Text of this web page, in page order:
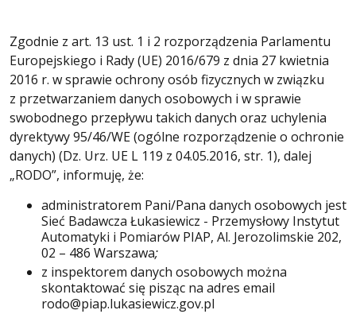
Zgodnie z art. 13 ust. 1 i 2 rozporządzenia Parlamentu
Europejskiego i Rady (UE) 2016/679 z dnia 27 kwietnia
2016 r. w sprawie ochrony osób fizycznych w związku
z przetwarzaniem danych osobowych i w sprawie
swobodnego przepływu takich danych oraz uchylenia
dyrektywy 95/46/WE (ogólne rozporządzenie o ochronie
danych) (Dz. Urz. UE L 119 z 04.05.2016, str. 1), dalej
„RODO”, informuję, że:
administratorem Pani/Pana danych osobowych jest
Sieć Badawcza Łukasiewicz - Przemysłowy Instytut
Automatyki i Pomiarów PIAP, Al. Jerozolimskie 202,
02 – 486 Warszawa;
z inspektorem danych osobowych można
skontaktować się pisząc na adres email
rodo@piap.lukasiewicz.gov.pl